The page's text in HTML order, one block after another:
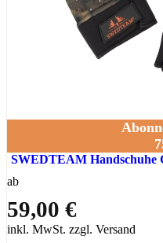
SWEDTEAM Handschuhe
ab
59,00 €
inkl. MwSt. zzgl. Versand